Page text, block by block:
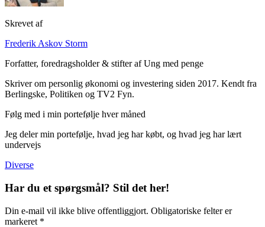
Skrevet af
Frederik Askov Storm
Forfatter, foredragsholder & stifter af Ung med penge
Skriver om personlig økonomi og investering siden 2017. Kendt fra
Berlingske, Politiken og TV2 Fyn.
Følg med i min portefølje hver måned
Jeg deler min portefølje, hvad jeg har købt, og hvad jeg har lært
undervejs
Diverse
Har du et spørgsmål? Stil det her!
Din e-mail vil ikke blive offentliggjort. Obligatoriske felter er
markeret *